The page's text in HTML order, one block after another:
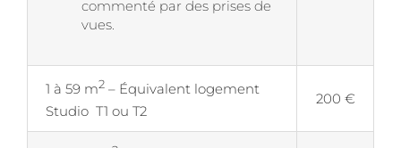
commenté par des prises de
vues.
1 à 59 m2 – Équivalent logement
Studio T1 ou T2
200 €